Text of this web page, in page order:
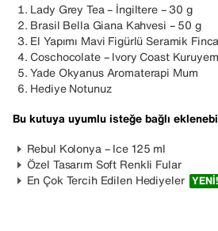
Lady Grey Tea – İngiltere – 30 g
Brasil Bella Giana Kahvesi – 50 g
El Yapımı Mavi Figürlü Seramik
Coschocolate – Ivory Coast
Yade Okyanus Aromaterapi Mum
Hediye Notunuz
Bu kutuya uyumlu isteğe bağlı
Rebul Kolonya – Ice 125 ml
Özel Tasarım Soft Renkli Fular
En Çok Tercih Edilen Hediyeler YENI!